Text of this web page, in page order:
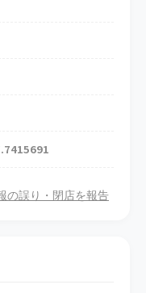
の誤り・閉店を報告